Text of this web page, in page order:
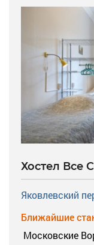
Хостел Все
Яковлевский
Ближайшие
Московские